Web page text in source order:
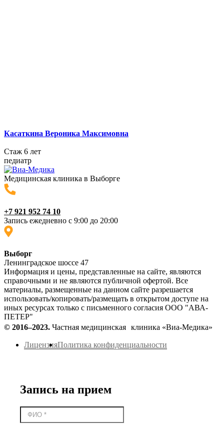
Касаткина Вероника Максимовна
Стаж 6 лет
педиатр
Медицинская клиника в Выборге
+7 921 952 74 10
Запись ежедневно с 9:00 до 20:00
Выборг
Ленинградское шоссе 47
Информация и цены, представленные на сайте, являются
справочными и не являются публичной офертой. Все
материалы, размещенные на данном сайте разрешается
использовать/копировать/размещать в открытом доступе на
иных ресурсах только с письменного согласия ООО "АВА-
ПЕТЕР"
© 2016–2023. Частная медицинская клиника «Виа-Медика»
ЛицензияПолитика конфиденциальности
Запись на прием